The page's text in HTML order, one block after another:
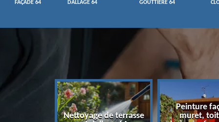
FAÇADE 64
DALLAGE 64
GOUTTIÈRE 64
Nettoyage de terrasse
Peinture
muret,